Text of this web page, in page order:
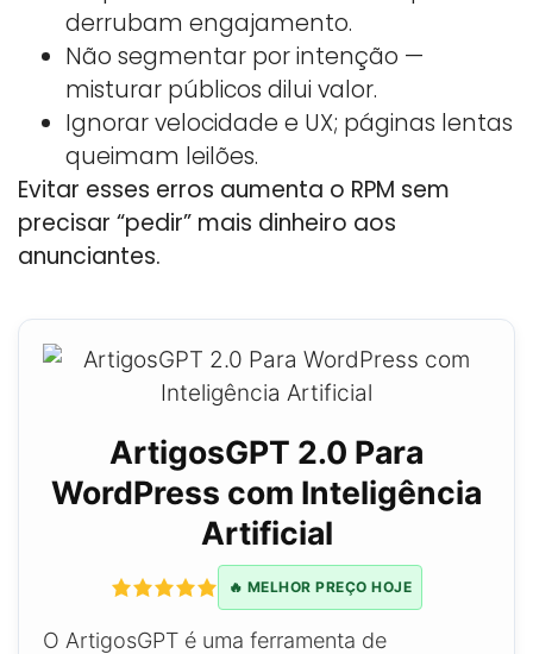
derrubam engajamento.
Não segmentar por intenção —
misturar públicos dilui valor.
Ignorar velocidade e UX; páginas lentas
queimam leilões.
Evitar esses erros aumenta o RPM sem
precisar “pedir” mais dinheiro aos
anunciantes.
ArtigosGPT 2.0 Para
WordPress com Inteligência
Artificial
🔥 MELHOR PREÇO HOJE
O ArtigosGPT é uma ferramenta de